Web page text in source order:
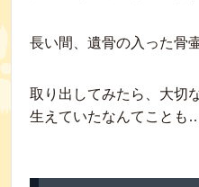
長い間、遺骨の入った骨
取り出してみたら、大切
生えていたなんてことも